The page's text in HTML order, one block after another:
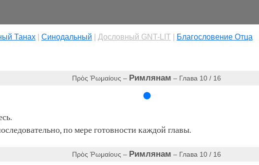
Танах| Cинодальный Дословный GNT-LIT| Благословение Отца
Πρὸς Ῥωμαίους – Римлянам – Глава 10 / 16
по мере готовности каждой главы.
Πρὸς Ῥωμαίους – Римлянам – Глава 10 / 16